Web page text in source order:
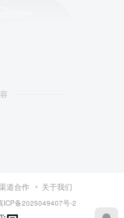
道合作 关于我们
ICP备2025049407号-2